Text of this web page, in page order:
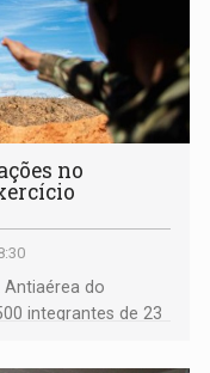
no
do
integrantes de 23